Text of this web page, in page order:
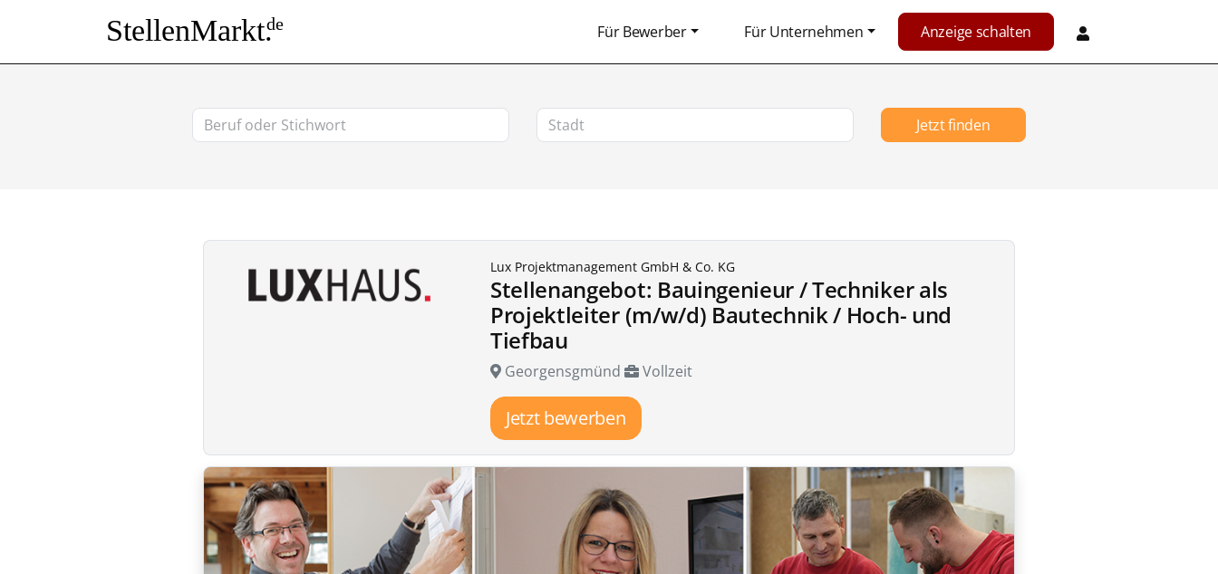
StellenMarkt.de Für Bewerber Für Unternehmen Anzeige schalten
Jetzt finden
Lux Projektmanagement GmbH & Co. KG
Stellenangebot: Bauingenieur / Techniker als
Projektleiter (m/w/d) Bautechnik / Hoch- und
Tiefbau
Georgensgmünd Vollzeit
Jetzt bewerben